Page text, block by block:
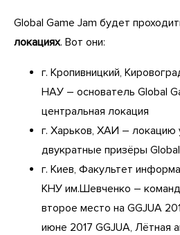
Global Game Jam будет
локациях. Вот они:
г. Кропивницкий,
НАУ – основатель Global
центральная локация
г. Харьков, ХАИ – локацию
двукратные призёры
г. Киев, Факультет
КНУ им.Шевченко –
второе место на GGJUA
июне 2017 GGJUA, Лётная